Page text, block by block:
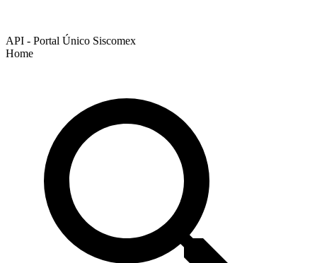
API - Portal Único Siscomex
Home